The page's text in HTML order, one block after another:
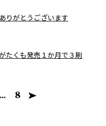
りがとうございます
たくも発売１か月で３刷
… 8